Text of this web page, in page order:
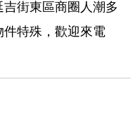
吉街東區商圈人潮多
件特殊，歡迎來電